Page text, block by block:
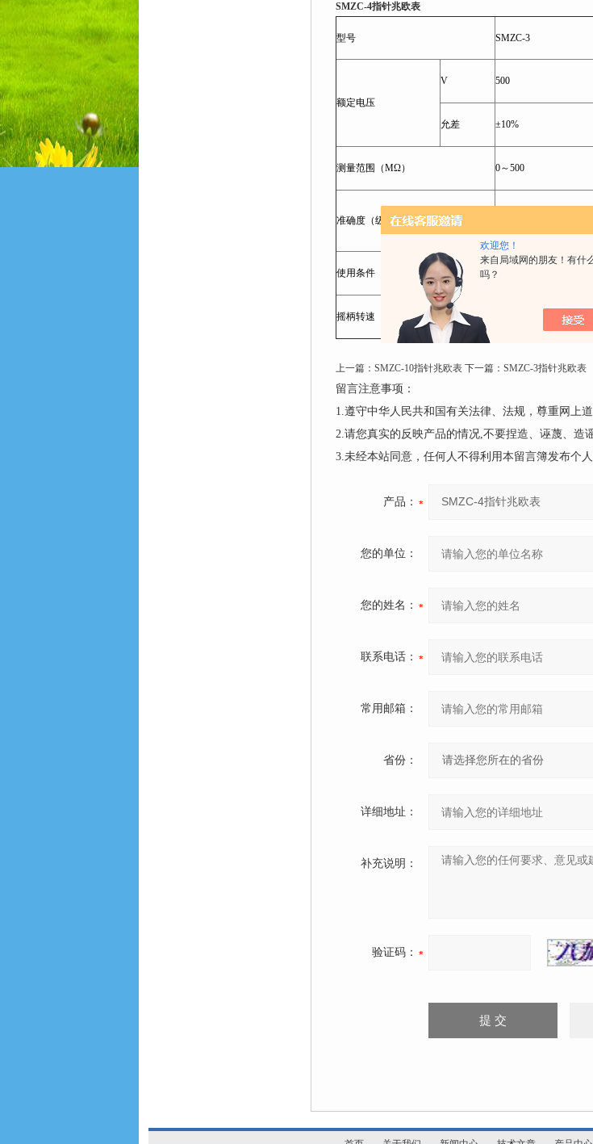
欢迎您！
来自局域网的朋友！有什
吗？
SMZC-4指针兆欧表
型号 SMZC-3
额定电压
V 500
允差 ±10%
测量范围（MΩ） 0～500
准确度（级）
使用条件 温度-25℃～+40℃，相
摇柄转速
上一篇： SMZC-10指针兆欧表 下一篇： SMZC-3指针兆欧表
留言注意事项：
1.遵守中华人民共和国有关法律、法规，尊重网上
2.请您真实的反映产品的情况,不要捏造、诬蔑、造
3.未经本站同意，任何人不得利用本留言簿发布个
产品：
您的单位：
您的姓名：
联系电话：
常用邮箱：
省份：
详细地址：
补充说明：
验证码：